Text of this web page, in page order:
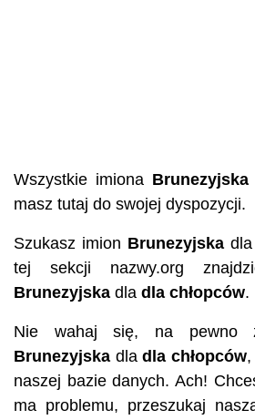
Wszystkie imiona Brunezyjska
masz tutaj do swojej dyspozycji.
Szukasz imion Brunezyjska
tej sekcji nazwy.org
Brunezyjska dla dla chłopców.
Nie wahaj się, na pewno
Brunezyjska dla dla chłopców,
naszej bazie danych. Ach!
ma problemu, przeszukaj